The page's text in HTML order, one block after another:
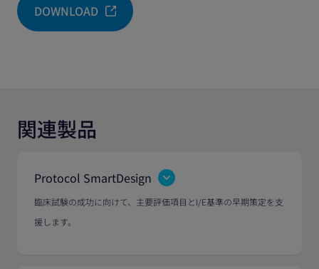
DOWNLOAD
関連製品
Protocol SmartDesign
臨床試験の成功に向けて、主要評価項目とI/E基準の早期策定を支
援します。